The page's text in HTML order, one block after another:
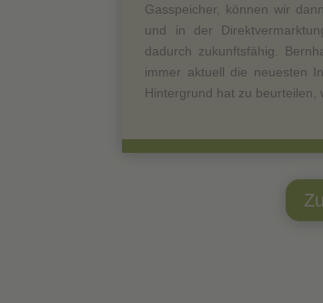
Gasspeicher, können wir
und in der
dadurch zukunftsfähig.
immer aktuell die neuesten
Hintergrund hat zu beurteilen,